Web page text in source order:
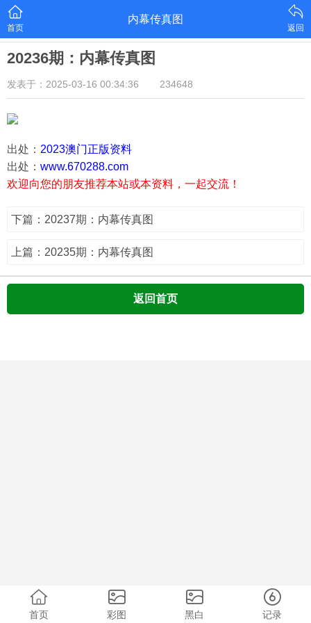
首页
内幕传真图
返回
20236期：内幕传真图
发表于：2025-03-16 00:34:36 234648
出处： 2023澳门正版资料
出处： www.670288.com
欢迎向您的朋友推荐本站或本资料，一起交流！
下篇：20237期：内幕传真图
上篇：20235期：内幕传真图
返回首页
首页 彩图 黑白 记录